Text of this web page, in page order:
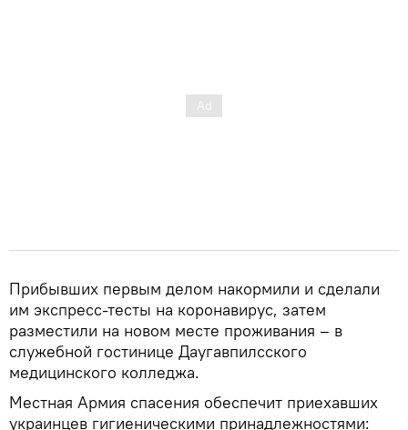
Прибывших первым делом накормили и сделали
им экспресс-тесты на коронавирус, затем
разместили на новом месте проживания – в
служебной гостинице Даугавпилсского
медицинского колледжа.
Местная Армия спасения обеспечит приехавших
украинцев гигиеническими принадлежностями: